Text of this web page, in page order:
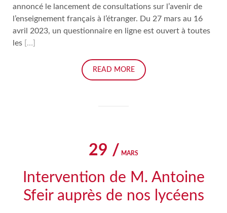
annoncé le lancement de consultations sur l’avenir de
l’enseignement français à l’étranger. Du 27 mars au 16
avril 2023, un questionnaire en ligne est ouvert à toutes
les
[…]
READ MORE
29 / MARS
Intervention de M. Antoine
Sfeir auprès de nos lycéens